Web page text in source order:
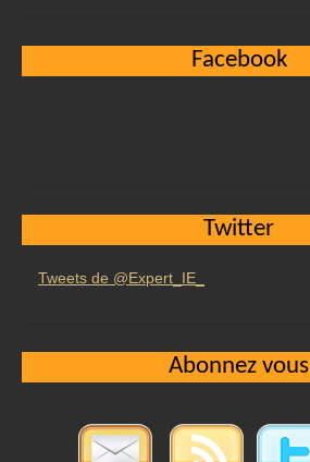
Facebook
Twitter
Tweets de @Expert_IE_
Abonnez vous